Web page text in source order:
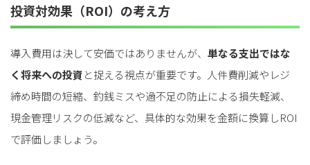
投資対効果（ROI）の考え方
導入費用は決して安価ではありませんが、 単なる支出ではな
く将来への投資と捉える視点が重要です。人件費削減やレジ
締め時間の短縮、釣銭ミスや過不足の防止による損失軽減、
現金管理リスクの低減など、具体的な効果を金額に換算しROI
で評価しましょう。